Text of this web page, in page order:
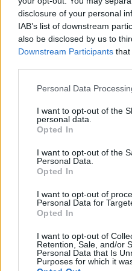
disclosure of your personal
IAB’s list of downstream
also be disclosed by us to
Downstream Participants that
Personal Data
I want to opt-out of the
personal data.
Opted In
I want to opt-out of the
Personal Data.
Opted In
I want to opt-out of
Personal Data for
Opted In
I want to opt-out of
Retention, Sale, and/or
Personal Data that Is
Purposes for which it
Alig nőtt a
A vártnál lassabban bővült
júniusban, miközben a
csökkent, a bérdinamika
fogja ezt olvasni a Fed új
ezt jó hírnek veszi.
Történelmi
a mesterséges